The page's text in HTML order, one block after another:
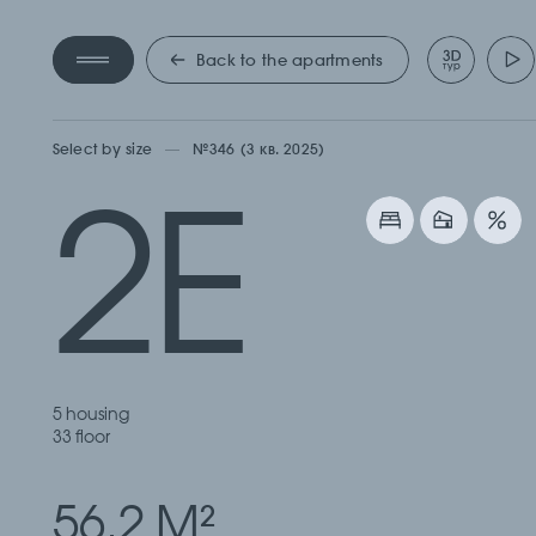
Back to the apartments
Select by size №346 (3 кв. 2025)
2Е
5 housing
33 floor
2